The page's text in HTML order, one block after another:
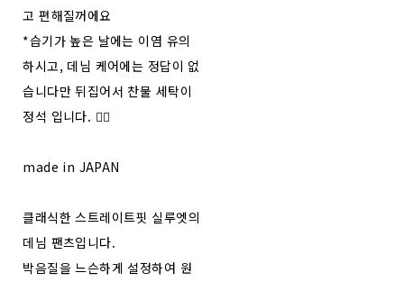
고 편해질꺼에요
*습기가 높은 날에는 이염 유의
하시고, 데님 케어에는 정답이 없
습니다만 뒤집어서 찬물 세탁이
정석 입니다. 🧚‍♂️
made in JAPAN
클래식한 스트레이트핏 실루엣의
데님 팬츠입니다.
박음질을 느슨하게 설정하여 원